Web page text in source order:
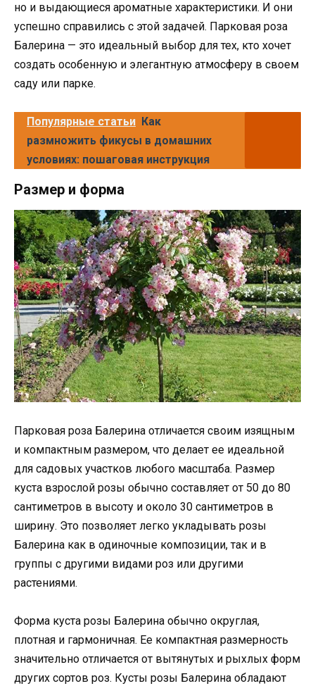
но и выдающиеся ароматные характеристики. И они
успешно справились с этой задачей. Парковая роза
Балерина — это идеальный выбор для тех, кто хочет
создать особенную и элегантную атмосферу в своем
саду или парке.
Популярные статьи Как
размножить фикусы в домашних
условиях: пошаговая инструкция
Размер и форма
Парковая роза Балерина отличается своим изящным
и компактным размером, что делает ее идеальной
для садовых участков любого масштаба. Размер
куста взрослой розы обычно составляет от 50 до 80
сантиметров в высоту и около 30 сантиметров в
ширину. Это позволяет легко укладывать розы
Балерина как в одиночные композиции, так и в
группы с другими видами роз или другими
растениями.
Форма куста розы Балерина обычно округлая,
плотная и гармоничная. Ее компактная размерность
значительно отличается от вытянутых и рыхлых форм
других сортов роз. Кусты розы Балерина обладают